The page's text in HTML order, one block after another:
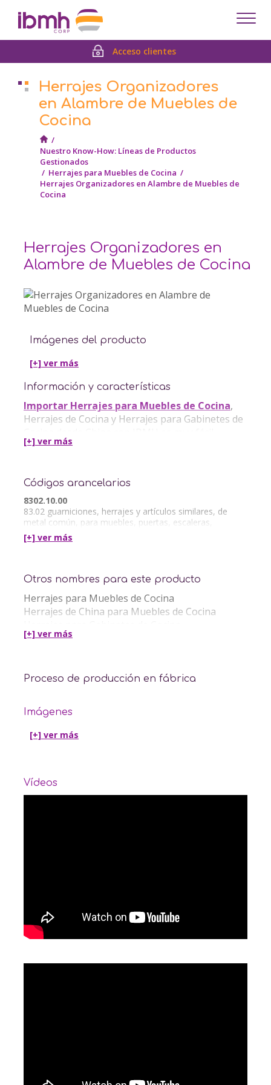
Acceso clientes
Herrajes Organizadores
en Alambre de Muebles de
Cocina
/
Nuestro Know-How: Líneas de Productos
Gestionados
/ Herrajes para Muebles de Cocina /
Herrajes Organizadores en Alambre de Muebles de
Cocina
Herrajes Organizadores en
Alambre de Muebles de Cocina
Imágenes del producto
[+] ver más
Información y características
Importar Herrajes para Muebles de Cocina,
Herrajes de Cocina y Herrajes para Gabinetes de
Control de Calidad de Herrajes para Muebles de
Cocina
Agente de Sourcing
[+] ver más
Códigos arancelarios
8302.10.00
83.02 guarniciones, herrajes y artículos similares, de
metal común, para muebles, puertas, escaleras,
ventanas, persianas, carrocerías, artículos de
[+] ver más
Otros nombres para este producto
Herrajes para Muebles de Cocina
Herrajes de China para Muebles de Cocina
Despensas
[+] ver más
Proceso de producción en fábrica
Imágenes
[+] ver más
Vídeos